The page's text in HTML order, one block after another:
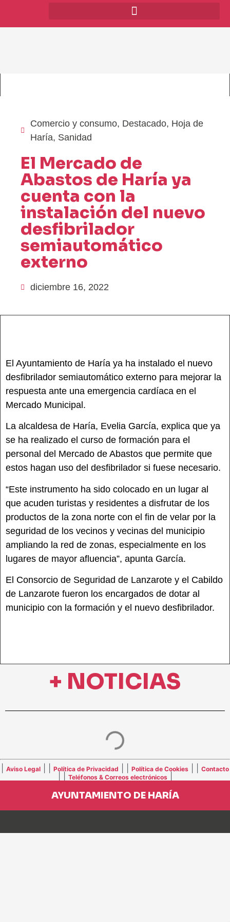
Comercio y consumo, Destacado, Hoja de
Haría, Sanidad
El Mercado de
Abastos de Haría ya
cuenta con la
instalación del nuevo
desfibrilador
semiautomático
externo
diciembre 16, 2022
El Ayuntamiento de Haría ya ha instalado el nuevo
desfibrilador semiautomático externo para mejorar la
respuesta ante una emergencia cardíaca en el
Mercado Municipal.
La alcaldesa de Haría, Evelia García, explica que ya
se ha realizado el curso de formación para el
personal del Mercado de Abastos que permite que
estos hagan uso del desfibrilador si fuese necesario.
“Este instrumento ha sido colocado en un lugar al
que acuden turistas y residentes a disfrutar de los
productos de la zona norte con el fin de velar por la
seguridad de los vecinos y vecinas del municipio
ampliando la red de zonas, especialmente en los
lugares de mayor afluencia”, apunta García.
El Consorcio de Seguridad de Lanzarote y el Cabildo
de Lanzarote fueron los encargados de dotar al
municipio con la formación y el nuevo desfibrilador.
+ NOTICIAS
Aviso Legal Política de Privacidad Política de Cookies Contacto
Teléfonos & Correos electrónicos|
AYUNTAMIENTO DE HARÍA